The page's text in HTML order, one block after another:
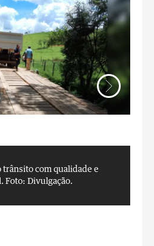
trânsito com qualidade e
Foto: Divulgação.